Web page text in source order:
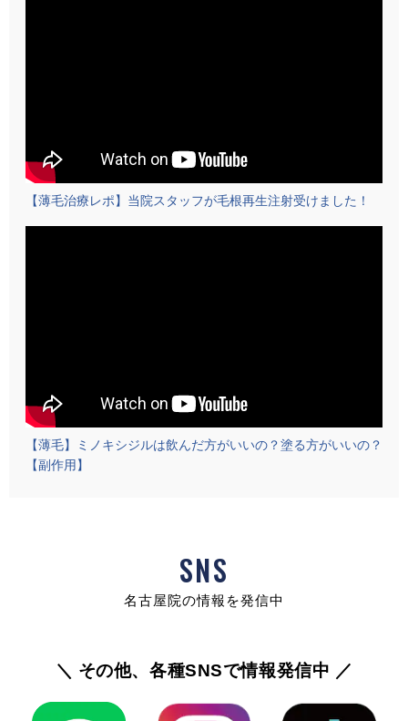
【薄毛治療レポ】当院スタッフが毛根再生注射受けました！
【薄毛】ミノキシジルは飲んだ方がいいの？塗る方がいいの？
【副作用】
SNS
名古屋院の情報を発信中
＼ その他、各種SNSで情報発信中 ／